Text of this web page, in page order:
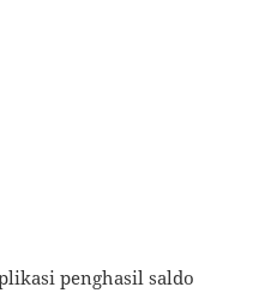
penghasil saldo